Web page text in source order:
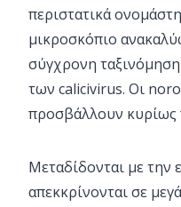
περιστατικά
μικροσκόπιο
σύγχρονη
των calicivirus. Οι
προσβάλλουν κυρίως
Μεταδίδονται με την
απεκκρίνονται σε